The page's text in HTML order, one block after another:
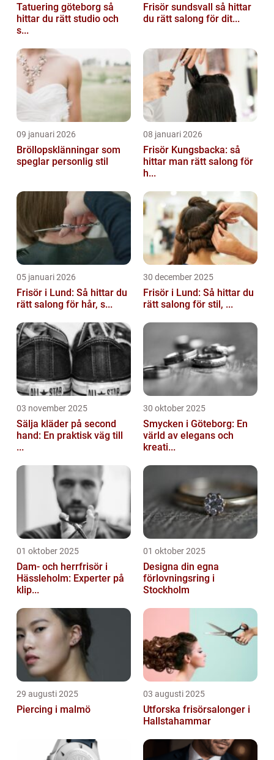
Tatuering göteborg så
hittar du rätt studio och
s...
Frisör sundsvall så hittar
du rätt salong för dit...
09 januari 2026
Bröllopsklänningar som
speglar personlig stil
08 januari 2026
Frisör Kungsbacka: så
hittar man rätt salong för
h...
05 januari 2026
Frisör i Lund: Så hittar du
rätt salong för hår, s...
30 december 2025
Frisör i Lund: Så hittar du
rätt salong för stil, ...
03 november 2025
Sälja kläder på second
hand: En praktisk väg till
...
30 oktober 2025
Smycken i Göteborg: En
värld av elegans och
kreati...
01 oktober 2025
Dam- och herrfrisör i
Hässleholm: Experter på
klip...
01 oktober 2025
Designa din egna
förlovningsring i
Stockholm
29 augusti 2025
Piercing i malmö
03 augusti 2025
Utforska frisörsalonger i
Hallstahammar